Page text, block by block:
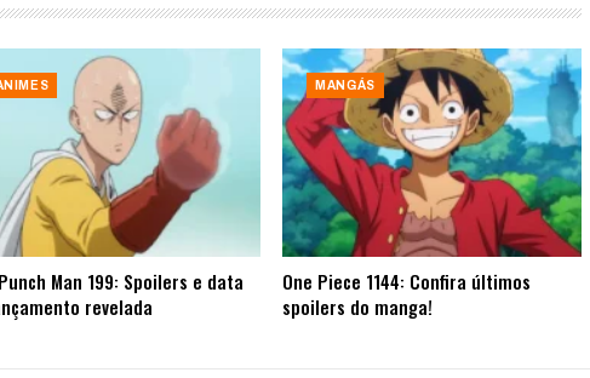
Man 199: Spoilers e data
revelada
MANGÁS
One Piece 1144: Confira últimos
spoilers do manga!